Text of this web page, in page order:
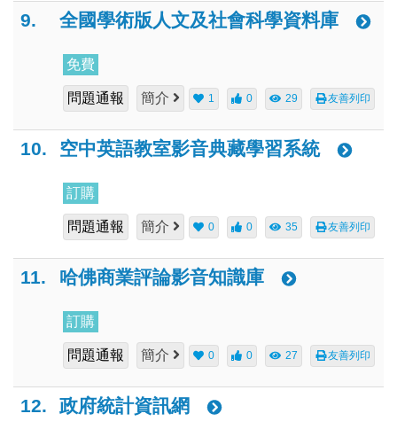
9. 全國學術版人文及社會科學資料庫
免費
問題通報 簡介 1 0 29 友善列印
10. 空中英語教室影音典藏學習系統
訂購
問題通報 簡介 0 0 35 友善列印
11. 哈佛商業評論影音知識庫
訂購
問題通報 簡介 0 0 27 友善列印
12. 政府統計資訊網